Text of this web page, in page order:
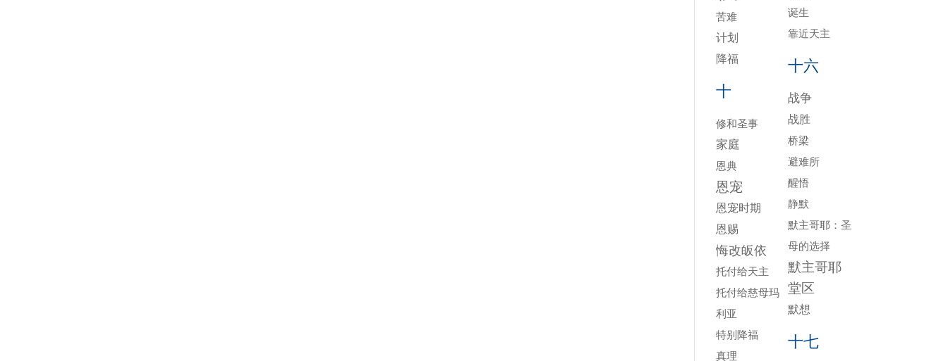
苦难
计划
降福
十
修和圣事
家庭
恩典
恩宠
恩宠时期
恩赐
悔改皈依
托付给天主
托付给慈母玛
利亚
特别降福
真理
诞生
靠近天主
十六
战争
战胜
桥梁
避难所
醒悟
静默
默主哥耶：圣
母的选择
默主哥耶
堂区
默想
十七